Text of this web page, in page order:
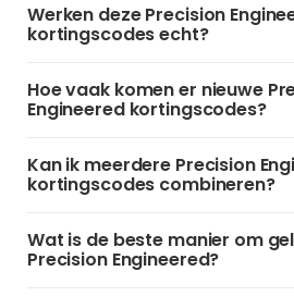
Werken deze Precision
kortingscodes echt?
Hoe vaak komen er nieuwe
Engineered kortingscodes?
Kan ik meerdere Precision
kortingscodes combineren?
Wat is de beste manier om
Precision Engineered?